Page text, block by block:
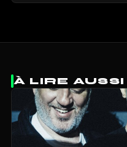
À LIRE AUSSI